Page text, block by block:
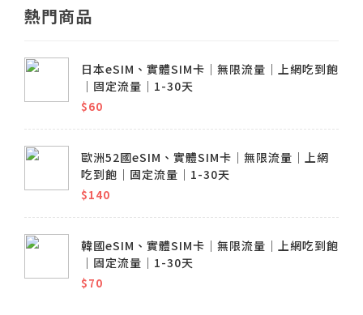
熱門商品
日本eSIM、實體SIM卡│無限流量│上網吃到飽
│固定流量│1-30天
$60
歐洲52國eSIM、實體SIM卡│無限流量│上網
吃到飽│固定流量│1-30天
$140
韓國eSIM、實體SIM卡│無限流量│上網吃到飽
│固定流量│1-30天
$70